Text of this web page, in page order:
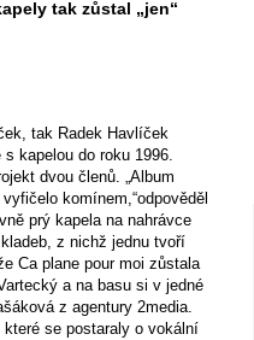
tak zůstal „jen“
tak Radek Havlíček
kapelou do roku 1996.
dvou členů. „Album
komínem,“odpověděl
prý kapela na nahrávce
z nichž jednu tvoří
Ca plane pour moi zůstala
a na basu si v jedné
z agentury 2media.
se postaraly o vokální